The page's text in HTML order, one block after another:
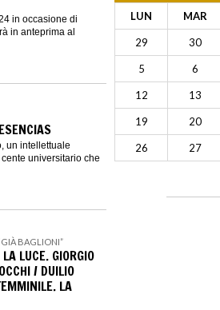
in occasione di
in anteprima al
un intellettuale
universitario che
BAGLIONI”
LUCE. GIORGIO
/ DUILIO
LA
LUN MAR
29 30
5 6
12 13
19 20
26 27